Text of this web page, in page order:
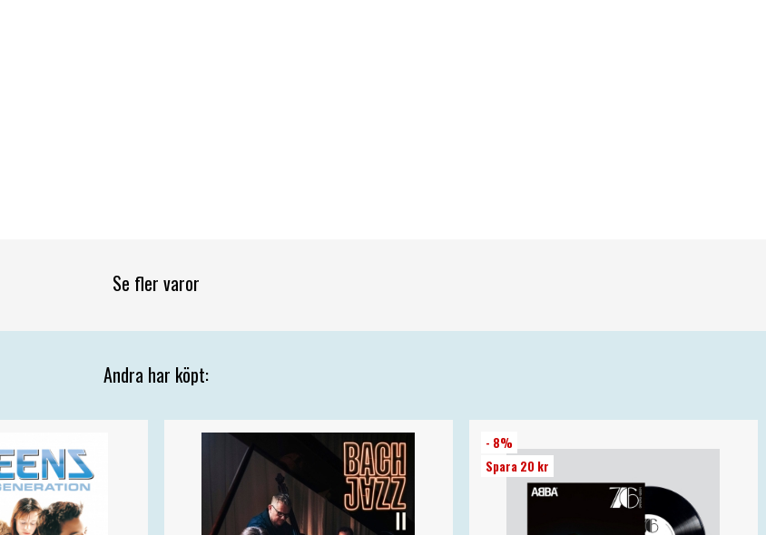
Se fler varor
Andra har köpt:
- 8%
Spara 20 kr